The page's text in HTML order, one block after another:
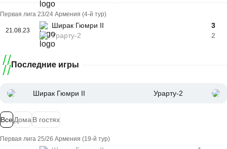
Первая лига 23/24 Армения (4-й тур)
21.08.23
Ширак Гюмри II
Урарту-2
3
2
Последние игры
Ширак Гюмри II Урарту-2
ВсеДома В гостях
Первая лига 25/26 Армения (19-й тур)